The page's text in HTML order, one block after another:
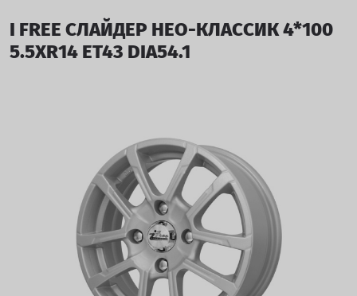
I FREE СЛАЙДЕР НЕО-КЛАССИК 4*100
5.5XR14 ET43 DIA54.1